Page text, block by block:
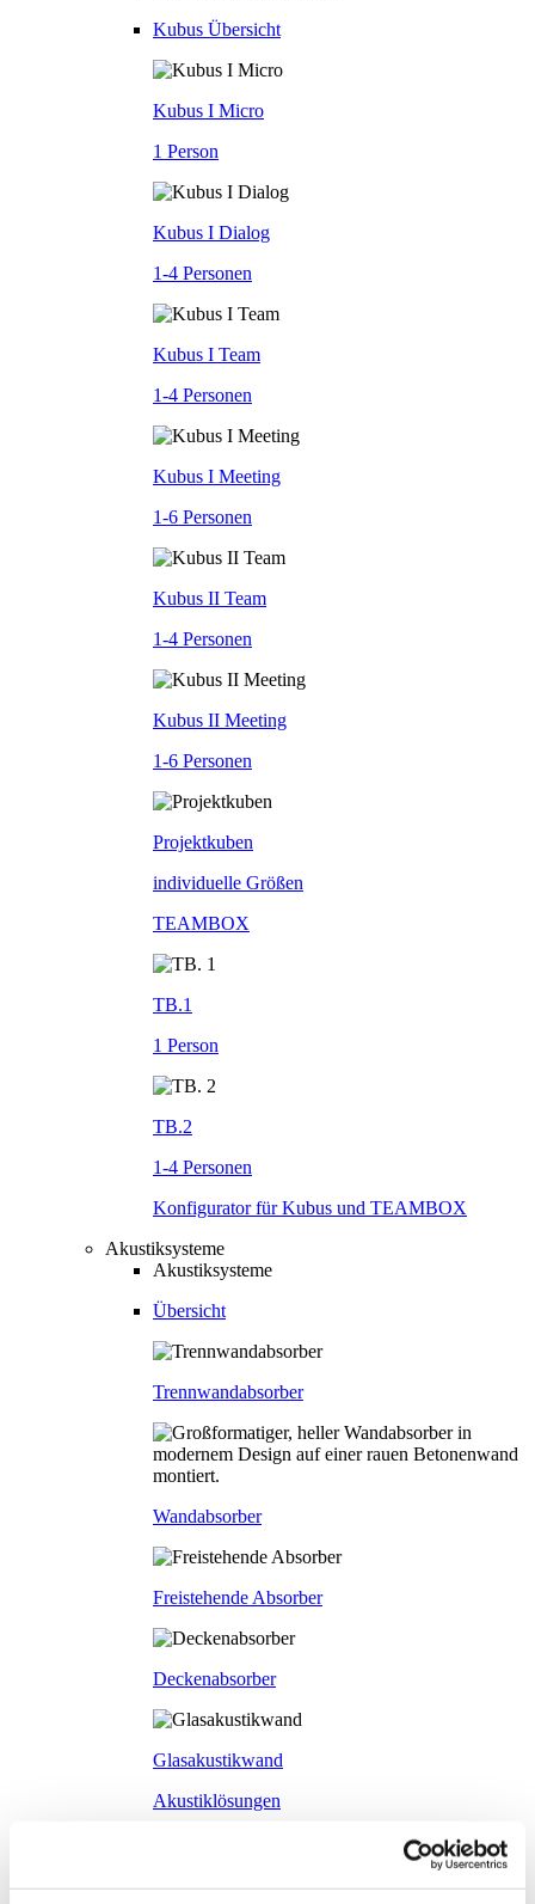
Kubus Übersicht
Kubus I Micro
1 Person
Kubus I Dialog
1-4 Personen
Kubus I Team
1-4 Personen
Kubus I Meeting
1-6 Personen
Kubus II Team
1-4 Personen
Kubus II Meeting
1-6 Personen
Projektkuben
individuelle Größen
TEAMBOX
TB.1
1 Person
TB.2
1-4 Personen
Konfigurator für Kubus und TEAMBOX
Akustiksysteme
Akustiksysteme
Übersicht
Trennwandabsorber
Wandabsorber
Freistehende Absorber
Deckenabsorber
Glasakustikwand
Akustiklösungen